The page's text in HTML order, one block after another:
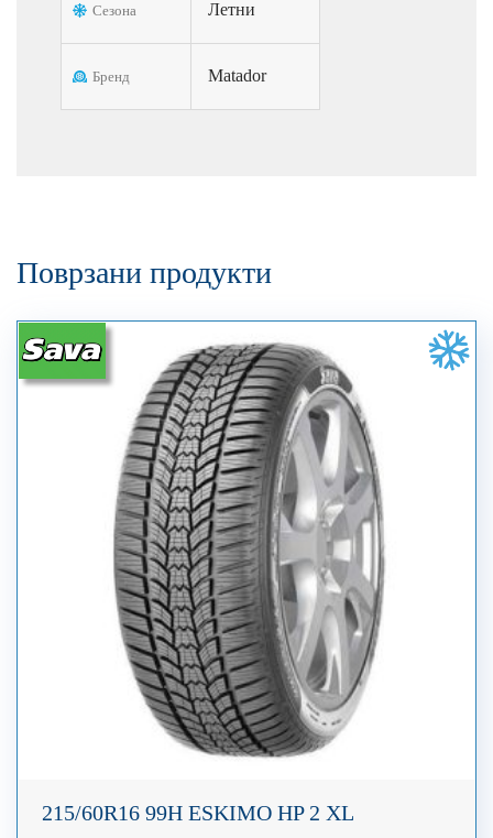
Сезона Летни
Бренд Matador
Поврзани продукти
215/60R16 99H ESKIMO HP 2 XL